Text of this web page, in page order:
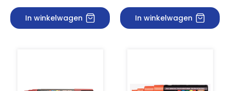
In winkelwagen In winkelwagen